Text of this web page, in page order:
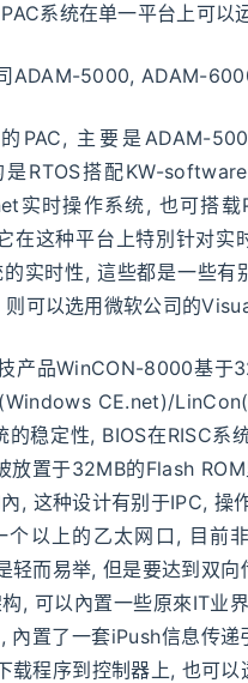
系统在单一平台上可以
5000, ADAM-6000
主要是ADAM-
是RTOS搭配KW-
实时操作系统, 也可搭
在这种平台上特別针对
实时性, 這些都是一些
则可以选用微软公司的
品WinCON-8000基于32
CE.net)/
的稳定性, BIOS在RISC
置于32MB的Flash
, 这种设计有别于IPC, 操
个以上的乙太网口, 目前
轻而易举, 但是要达到双
, 可以內置一些原來IT业
內置了一套iPush信息传
载程序到控制器上, 也可